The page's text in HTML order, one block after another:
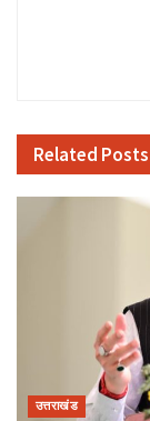
Related Posts
उत्तराखंड